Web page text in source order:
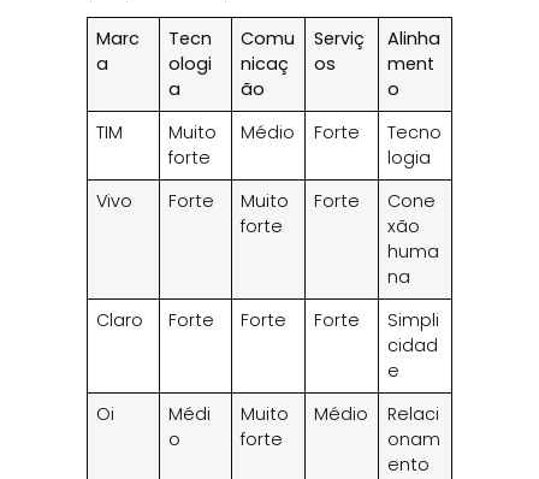
Marc
a
Tecn
ologi
a
Comu
nicaç
ão
Serviç
os
Alinha
ment
o
TIM
Muito
forte
Médio Forte
Tecno
logia
Vivo
Forte
Muito
forte
Forte
Cone
xão
huma
na
Claro
Forte Forte Forte
Simpli
cidad
e
Oi
Médi
o
Muito
forte
Médio
Relaci
onam
ento